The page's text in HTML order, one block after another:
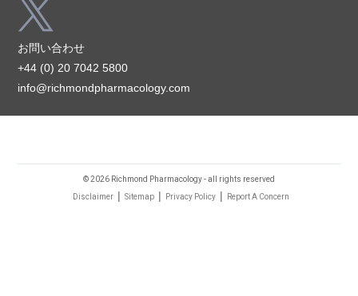
お問い合わせ
+44 (0) 20 7042 5800
info@richmondpharmacology.com
© 2026 Richmond Pharmacology - all rights reserved
Disclaimer | Sitemap | Privacy Policy | Report A Concern